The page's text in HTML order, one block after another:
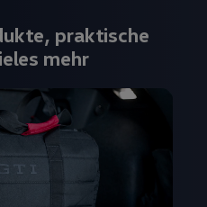
praktische
mehr